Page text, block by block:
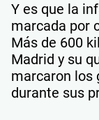
Y es que la
marcada por
Más de 600
Madrid y su
marcaron los
durante sus